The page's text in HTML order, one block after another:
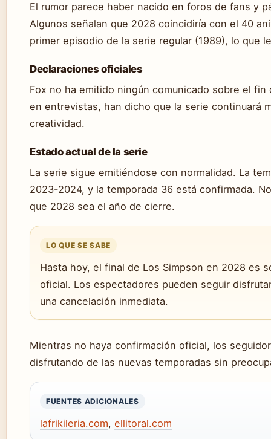
El rumor parece haber nacido en foros de fans y
Algunos señalan que 2028 coincidiría con el 40
primer episodio de la serie regular (1989), lo que
Declaraciones oficiales
Fox no ha emitido ningún comunicado sobre el
en entrevistas, han dicho que la serie continuará
creatividad.
Estado actual de la serie
La serie sigue emitiéndose con normalidad. La
2023-2024, y la temporada 36 está confirmada.
que 2028 sea el año de cierre.
LO QUE SE SABE
Hasta hoy, el final de Los Simpson en 2028 es
oficial. Los espectadores pueden seguir
una cancelación inmediata.
Mientras no haya confirmación oficial, los
disfrutando de las nuevas temporadas sin
FUENTES ADICIONALES
lafrikileria.com, ellitoral.com